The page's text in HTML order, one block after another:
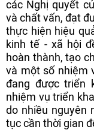
các Nghị quyết
và chất vấn, đạt
thực hiện hiệu
kinh tế - xã hội
hoàn thành, tạo
và một số nhiệm
đang được triển
nhiệm vụ triển
do nhiều nguyên
tục cần thời gian